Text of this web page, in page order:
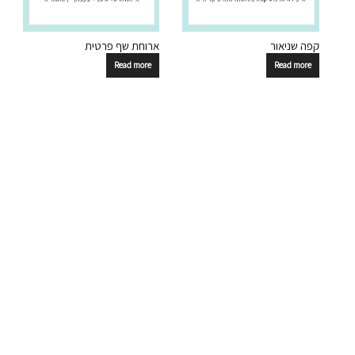
קפה שניאור
Read more
ארוחת שף פרטית
Read more